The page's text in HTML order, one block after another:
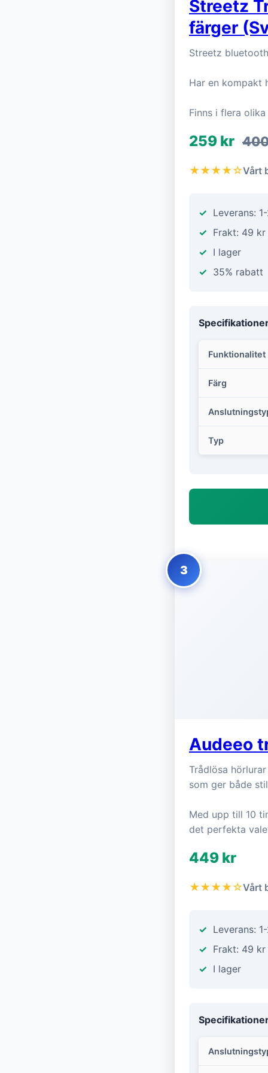
Streetz
färger
Streetz
Har en kompakt
Finns i flera
259 kr
★★★★☆Vårt
Leverans:
Frakt: 49 kr
I lager
35% rabatt
Funktionalitet
Färg
Typ
3
Audeeo
Trådlösa
som ger både
Med upp till 10
det perfekta
449 kr
★★★★☆Vårt
Leverans:
Frakt: 49 kr
I lager